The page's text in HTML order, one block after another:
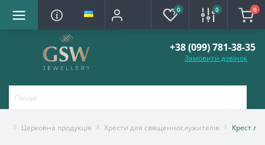
0 0 0
+38 (099) 781-38-35
Замовити дзвінок
Церковна продукція Хрести для священнослужителів Крест